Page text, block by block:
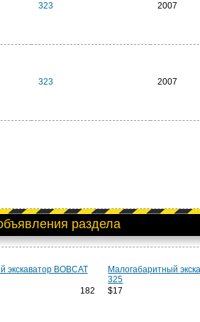
323 2007
323 2007
раздела
экскаватор BOBCAT
182
Малогабаритный
325
$17